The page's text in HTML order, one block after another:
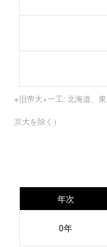
※旧帝大+一工: 北海道、
京大を除く）
年次
0年